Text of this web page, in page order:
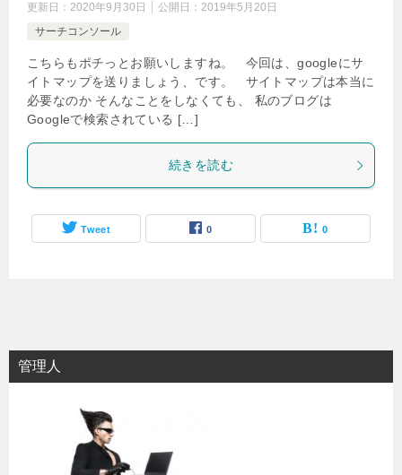
更新日： 2020年9月30日 公開日： 2019年5月20日
サーチコンソール
こちらもポチっとお願いしますね。 今回は、googleにサ
イトマップを送りましょう、です。 サイトマップは本当に
必要なのか そんなことをしなくても、 私のブログは
Googleで検索されている […]
続きを読む
Tweet 0 0
管理人